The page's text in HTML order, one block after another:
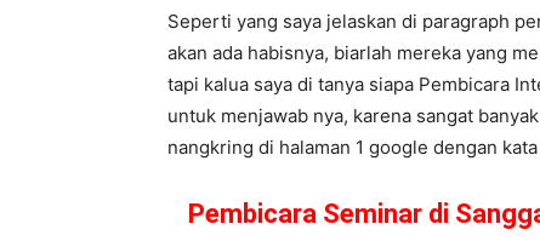
Seperti yang saya jelaskan di paragraph
akan ada habisnya, biarlah mereka yang
tapi kalua saya di tanya siapa Pembicara
untuk menjawab nya, karena sangat
nangkring di halaman 1 google dengan
Pembicara Seminar di